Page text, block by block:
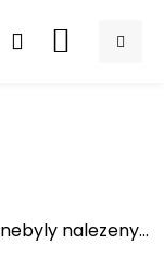
NÁKUPNÍ
nebyly nalezeny...